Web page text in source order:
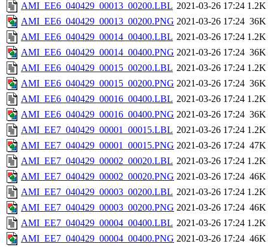
AMI_EE6_040429_00013_00200.LBL 2021-03-26 17:24 1.2K
AMI_EE6_040429_00013_00200.PNG 2021-03-26 17:24 36K
AMI_EE6_040429_00014_00400.LBL 2021-03-26 17:24 1.2K
AMI_EE6_040429_00014_00400.PNG 2021-03-26 17:24 36K
AMI_EE6_040429_00015_00200.LBL 2021-03-26 17:24 1.2K
AMI_EE6_040429_00015_00200.PNG 2021-03-26 17:24 36K
AMI_EE6_040429_00016_00400.LBL 2021-03-26 17:24 1.2K
AMI_EE6_040429_00016_00400.PNG 2021-03-26 17:24 36K
AMI_EE7_040429_00001_00015.LBL 2021-03-26 17:24 1.2K
AMI_EE7_040429_00001_00015.PNG 2021-03-26 17:24 47K
AMI_EE7_040429_00002_00020.LBL 2021-03-26 17:24 1.2K
AMI_EE7_040429_00002_00020.PNG 2021-03-26 17:24 46K
AMI_EE7_040429_00003_00200.LBL 2021-03-26 17:24 1.2K
AMI_EE7_040429_00003_00200.PNG 2021-03-26 17:24 46K
AMI_EE7_040429_00004_00400.LBL 2021-03-26 17:24 1.2K
AMI_EE7_040429_00004_00400.PNG 2021-03-26 17:24 46K